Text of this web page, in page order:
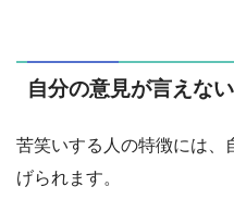
自分の意見が言えない
苦笑いする人の特徴には、
げられます。